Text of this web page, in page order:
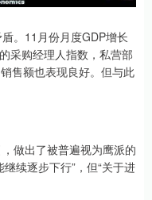
。11月份月度GDP增长
采购经理人指数，私营部
售额也表现良好。但与此
做出了被普遍视为鹰派的
续逐步下行”，但“关于进